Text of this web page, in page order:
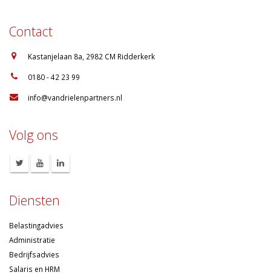
Contact
Kastanjelaan 8a, 2982 CM Ridderkerk
0180 - 42 23 99
info@vandrielenpartners.nl
Volg ons
Diensten
Belastingadvies
Administratie
Bedrijfsadvies
Salaris en HRM